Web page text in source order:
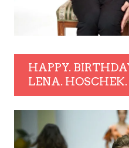
HAPPY.
LENA. HOSCHEK.